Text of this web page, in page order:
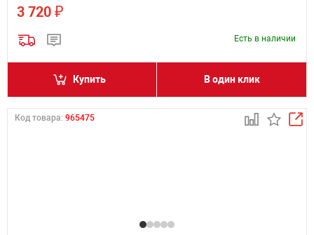
3 720 ₽
Есть в наличии
Купить В один клик
Код товара: 965475